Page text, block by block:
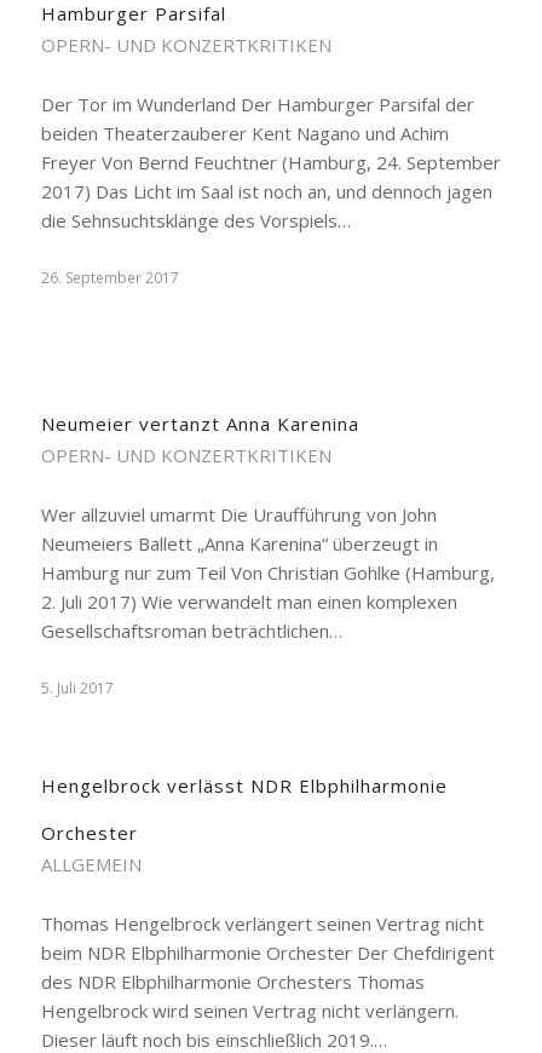
Hamburger Parsifal
OPERN- UND KONZERTKRITIKEN
Der Tor im Wunderland Der Hamburger Parsifal der
beiden Theaterzauberer Kent Nagano und Achim
Freyer Von Bernd Feuchtner (Hamburg, 24. September
2017) Das Licht im Saal ist noch an, und dennoch jagen
die Sehnsuchtsklänge des Vorspiels…
26. September 2017
Neumeier vertanzt Anna Karenina
OPERN- UND KONZERTKRITIKEN
Wer allzuviel umarmt Die Uraufführung von John
Neumeiers Ballett „Anna Karenina“ überzeugt in
Hamburg nur zum Teil Von Christian Gohlke (Hamburg,
2. Juli 2017) Wie verwandelt man einen komplexen
Gesellschaftsroman beträchtlichen…
5. Juli 2017
Hengelbrock verlässt NDR Elbphilharmonie
Orchester
ALLGEMEIN
Thomas Hengelbrock verlängert seinen Vertrag nicht
beim NDR Elbphilharmonie Orchester Der Chefdirigent
des NDR Elbphilharmonie Orchesters Thomas
Hengelbrock wird seinen Vertrag nicht verlängern.
Dieser läuft noch bis einschließlich 2019.…